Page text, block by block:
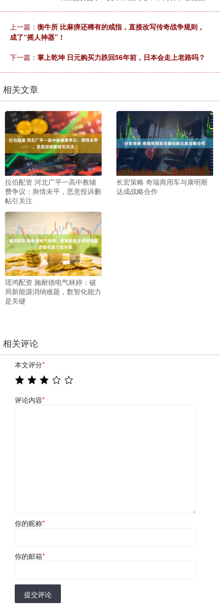
上一篇： 衡牛所 比麻痹还稀有的戒指，直接改写传奇战争规则，
成了“摇人神器”！
下一篇： 掌上乾坤 日元购买力跌回56年前，日本会走上老路吗？
相关文章
拉伯配资 河北广平一高中教辅
费争议：舆情未平，恶意投诉删
帖引关注
长宏策略 奇瑞商用车与康明斯
达成战略合作
瑶鸿配资 施耐德电气林婷：破
局新能源消纳难题，数智化能力
是关键
相关评论
本文评分*
评论内容*
你的昵称*
你的邮箱*
提交评论